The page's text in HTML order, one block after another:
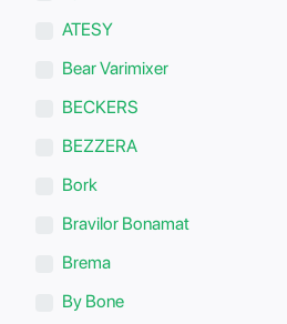
ATESY
Bear Varimixer
BECKERS
BEZZERA
Bork
Bravilor Bonamat
Brema
By Bone